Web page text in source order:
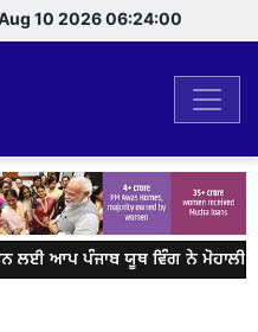
10 2026 06:24:00
ਆਪ ਪੰਜਾਬ ਯੂਥ ਵਿੰਗ ਨੇ ਮੋਹਾਲੀ